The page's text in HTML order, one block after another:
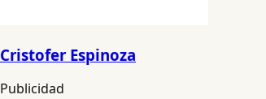
Cristofer Espinoza
Publicidad